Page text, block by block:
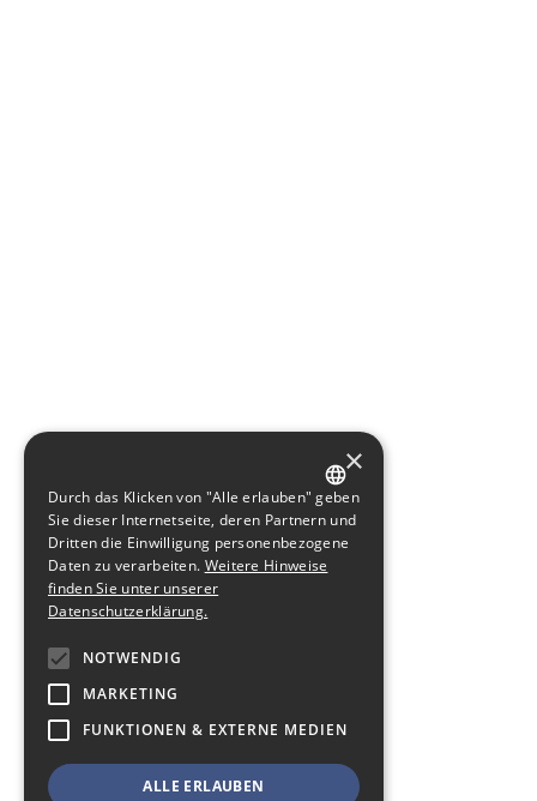
GERMAN
ENGLISH
×
Durch das Klicken von "Alle erlauben" geben
Sie dieser Internetseite, deren Partnern und
Dritten die Einwilligung personenbezogene
Daten zu verarbeiten. Weitere Hinweise
finden Sie unter unserer
Datenschutzerklärung.
NOTWENDIG
MARKETING
FUNKTIONEN & EXTERNE MEDIEN
ALLE ERLAUBEN